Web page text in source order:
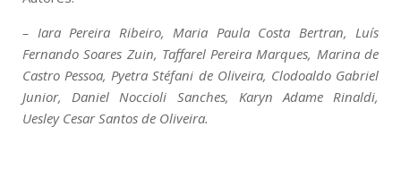
– Iara Pereira Ribeiro, Maria Paula Costa Bertran, Luís
Fernando Soares Zuin, Taffarel Pereira Marques, Marina de
Castro Pessoa, Pyetra Stéfani de Oliveira, Clodoaldo Gabriel
Junior, Daniel Noccioli Sanches, Karyn Adame Rinaldi,
Uesley Cesar Santos de Oliveira.